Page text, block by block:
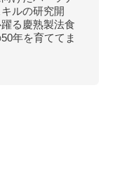
ルの研究開
る慶熟製法食
年を育ててま